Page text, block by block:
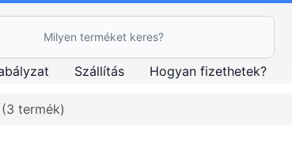
Szállítás Hogyan fizethetek?
(3 termék)